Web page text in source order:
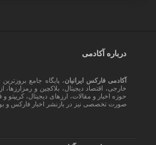
درباره آکادمی
آکادمی فارکس ایرانیان، پایگاه جامع بروزترین
حوزه اخبار و مقالات، ارزهای‌ دیجیتال، کریپتو
صورت تخصصی نیز در بازنشر اخبار فارکس و